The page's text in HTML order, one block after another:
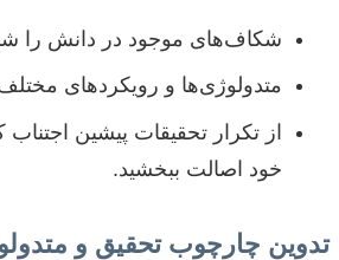
شکاف‌های موجود در دانش را
متدولوژی‌ها و رویکردهای
از تکرار تحقیقات پیشین اجتناب
خود اصالت ببخشید.
تدوین چارچوب تحقیق و